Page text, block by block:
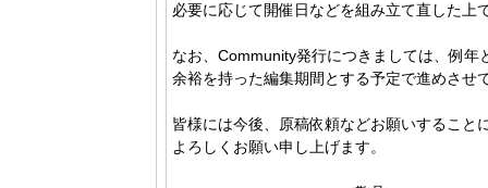
必要に応じて開催日などを組み立て直した上
なお、Community発行につきましては、例年
余裕を持った編集期間とする予定で進めさせ
皆様には今後、原稿依頼などお願いすること
よろしくお願い申し上げます。